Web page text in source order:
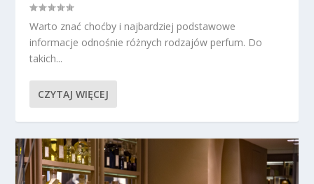
Warto znać choćby i najbardziej podstawowe
informacje odnośnie różnych rodzajów perfum. Do
takich...
CZYTAJ WIĘCEJ